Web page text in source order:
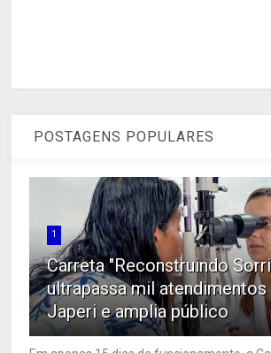
POSTAGENS POPULARES
1
Carreta "Reconstruindo
ultrapassa mil atendimentos
Japeri e amplia público